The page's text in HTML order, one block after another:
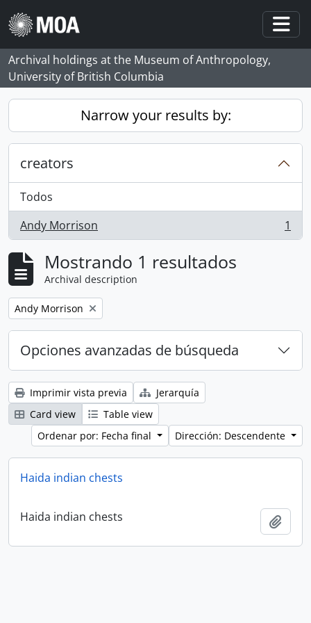
Skip to main content
Archival holdings at the Museum of Anthropology,
University of British Columbia
Narrow your results by:
creators
Todos
Andy Morrison
, 1 resultados 1
Mostrando 1 resultados
Archival description
Remove filter:
Andy Morrison
Opciones avanzadas de búsqueda
Imprimir vista previa
Jerarquía
Card view
Table view
Ordenar por: Fecha final
Dirección: Descendente
Haida indian chests
Haida indian chests